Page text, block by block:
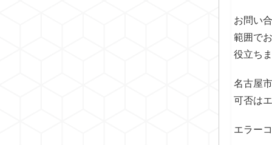
お問い
範囲で
役立ち
名古屋
可否は
エラー